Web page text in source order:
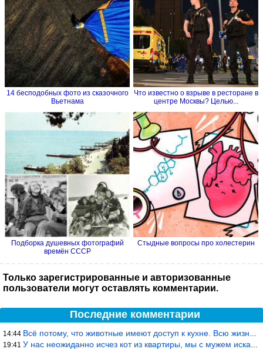
14 бесподобных фото из сказочного
Вьетнама
Что известно о взрыве в ресторане в
центре Москвы? Целью...
Подборка душевных фотографий
времён СССР
Стыдные вопросы про холестерин
Только зарегистрированные и авторизованные
пользователи могут оставлять комментарии.
Последние комментарии
14:44 Всё потому, что животные имеют доступ к кухне. Всю жизнь живу с
19:41 У нас неожиданно исчез кот из квартиры, мы с мужем искали повсюд